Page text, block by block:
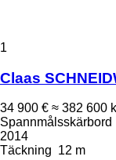
1
Claas
34 900 € ≈ 382 600
Spannmålsskärbord
2014
Täckning 12 m